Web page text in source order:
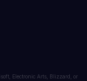
Electronic Arts, Blizzard, or